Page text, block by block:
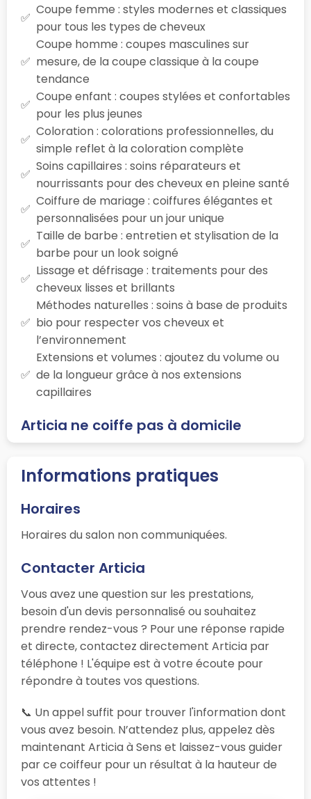
Coupe femme : styles modernes et classiques
pour tous les types de cheveux
Coupe homme : coupes masculines sur
mesure, de la coupe classique à la coupe
tendance
Coupe enfant : coupes stylées et confortables
pour les plus jeunes
Coloration : colorations professionnelles, du
simple reflet à la coloration complète
Soins capillaires : soins réparateurs et
nourrissants pour des cheveux en pleine santé
Coiffure de mariage : coiffures élégantes et
personnalisées pour un jour unique
Taille de barbe : entretien et stylisation de la
barbe pour un look soigné
Lissage et défrisage : traitements pour des
cheveux lisses et brillants
Méthodes naturelles : soins à base de produits
bio pour respecter vos cheveux et
l’environnement
Extensions et volumes : ajoutez du volume ou
de la longueur grâce à nos extensions
capillaires
Articia ne coiffe pas à domicile
Informations pratiques
Horaires
Horaires du salon non communiquées.
Contacter Articia
Vous avez une question sur les prestations,
besoin d'un devis personnalisé ou souhaitez
prendre rendez-vous ? Pour une réponse rapide
et directe, contactez directement Articia par
téléphone ! L'équipe est à votre écoute pour
répondre à toutes vos questions.
📞 Un appel suffit pour trouver l'information dont
vous avez besoin. N’attendez plus, appelez dès
maintenant Articia à Sens et laissez-vous guider
par ce coiffeur pour un résultat à la hauteur de
vos attentes !